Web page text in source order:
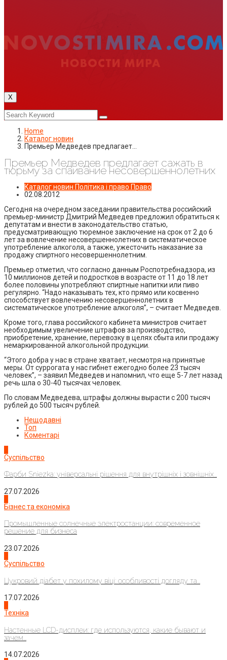
X
Home
Каталог новин
Премьер Медведев предлагает…
Премьер Медведев предлагает сажать в
тюрьму за спаивание несовершеннолетних
Каталог новин Політика і право Право
02.08.2012
Сегодня на очередном заседании правительства российский
премьер-министр Дмитрий Медведев предложил обратиться к
депутатам и внести в законодательство статью,
предусматривающую тюремное заключение на срок от 2 до 6
лет за вовлечение несовершеннолетних в систематическое
употребление алкоголя, а также, ужесточить наказание за
продажу спиртного несовершеннолетним.
Премьер отметил, что согласно данным Роспотребнадзора, из
10 миллионов детей и подростков в возрасте от 11 до 18 лет
более половины употребляют спиртные напитки или пиво
регулярно. “Надо наказывать тех, кто прямо или косвенно
способствует вовлечению несовершеннолетних в
систематическое употребление алкоголя”, – считает Медведев.
Кроме того, глава российского кабинета министров считает
необходимым увеличение штрафов за производство,
приобретение, хранение, перевозку в целях сбыта или продажу
немаркированной алкогольной продукции.
“Этого добра у нас в стране хватает, несмотря на принятые
меры. От суррогата у нас гибнет ежегодно более 23 тысяч
человек”, – заявил Медведев и напомнил, что еще 5-7 лет назад
речь шла о 30-40 тысячах человек.
По словам Медведева, штрафы должны вырасти с 200 тысяч
рублей до 500 тысяч рублей.
Нещодавні
Топ
Коментарі
Суспільство
Фарби Sniezka: універсальні рішення для внутрішніх і зовнішніх...
27.07.2026
Бізнес та економіка
Промышленные солнечные электростанции: современное
решение для бизнеса
23.07.2026
Суспільство
Цукровий діабет у похилому віці: особливості догляду та...
17.07.2026
Техніка
Настенные LCD-дисплеи: где используются, какие бывают и
зачем...
14.07.2026